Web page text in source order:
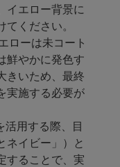
イエロー背景に
ください。
ローは未コート
鮮やかに発色す
きいため、最終
実施する必要が
用する際、目
ネイビー」）と
することで、実